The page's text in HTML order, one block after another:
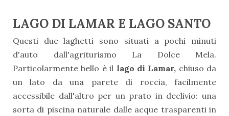
LAGO DI LAMAR E LAGO SANTO
Questi due laghetti sono situati a pochi minuti
d'auto dall'agriturismo La Dolce Mela.
Particolarmente bello è il lago di Lamar, chiuso da
un lato da una parete di roccia, facilmente
accessibile dall'altro per un prato in declivio: una
sorta di piscina naturale dalle acque trasparenti in